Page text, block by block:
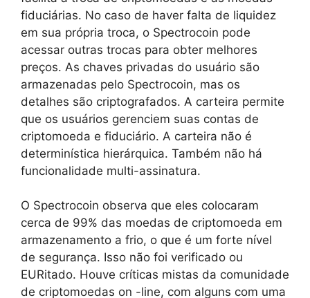
fiduciárias. No caso de haver falta de liquidez
em sua própria troca, o Spectrocoin pode
acessar outras trocas para obter melhores
preços. As chaves privadas do usuário são
armazenadas pelo Spectrocoin, mas os
detalhes são criptografados. A carteira permite
que os usuários gerenciem suas contas de
criptomoeda e fiduciário. A carteira não é
determinística hierárquica. Também não há
funcionalidade multi-assinatura.
O Spectrocoin observa que eles colocaram
cerca de 99% das moedas de criptomoeda em
armazenamento a frio, o que é um forte nível
de segurança. Isso não foi verificado ou
EURitado. Houve críticas mistas da comunidade
de criptomoedas on -line, com alguns com uma